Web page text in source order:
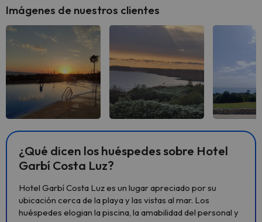
Imágenes de nuestros clientes
¿Qué dicen los huéspedes sobre Hotel
Garbí Costa Luz?
Hotel Garbí Costa Luz es un lugar apreciado por su
ubicación cerca de la playa y las vistas al mar. Los
huéspedes elogian la piscina, la amabilidad del personal y